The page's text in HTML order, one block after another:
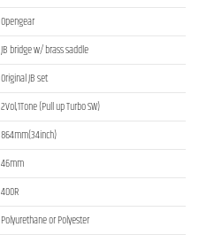
Opengear
JB bridge w/ brass saddle
Original JB set
2Vol,1Tone (Pull up Turbo SW)
864mm(34inch)
46mm
400R
Polyurethane or Polyester